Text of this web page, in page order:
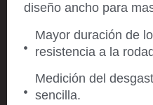
diseño ancho para
Mayor duración de
resistencia a la
Medición del
sencilla.